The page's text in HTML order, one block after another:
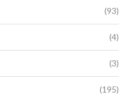
(93)
(4)
(3)
(195)